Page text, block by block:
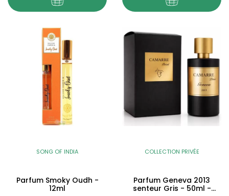
SONG OF INDIA
Parfum Smoky Oudh -
12ml
COLLECTION PRIVÉE
Parfum Geneva 2013
senteur Gris - 50ml -